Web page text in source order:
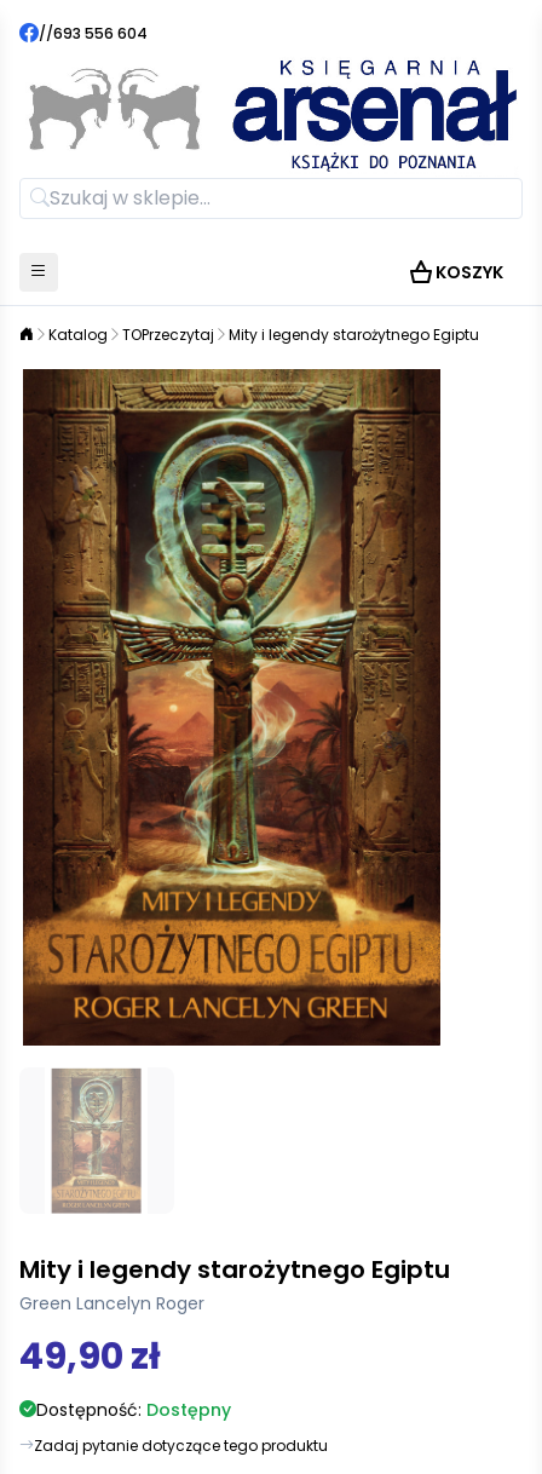
//693 556 604
KOSZYK
Katalog TOPrzeczytaj Mity i legendy starożytnego Egiptu
Mity i legendy starożytnego Egiptu
Green Lancelyn Roger
49,90 zł
Dostępność: Dostępny
Zadaj pytanie dotyczące tego produktu